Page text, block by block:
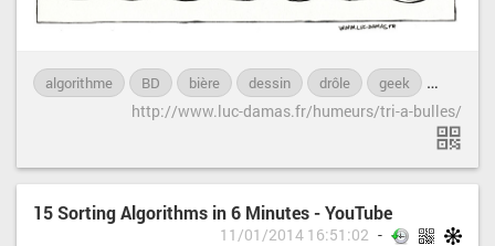
algorithme BD bière dessin drôle geek
http://www.luc-damas.fr/humeurs/tri-a-bulles/
15 Sorting Algorithms in 6 Minutes - YouTube
11/01/2014 16:51:02